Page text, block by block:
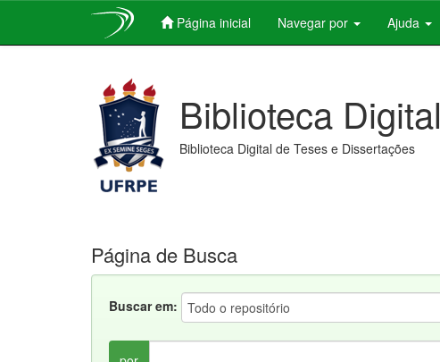
Página inicial Navegar por Ajuda
Biblioteca
Biblioteca Digital de Teses e Dissertações
Página de Busca
Buscar em: